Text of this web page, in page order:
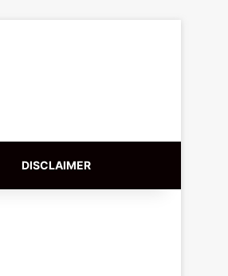
DISCLAIMER